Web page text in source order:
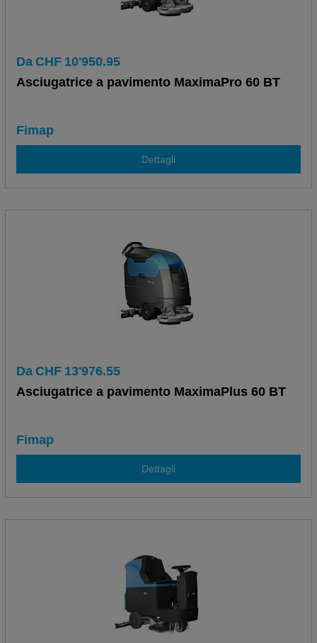
Da CHF 10'950.95
Asciugatrice a pavimento MaximaPro 60 BT
Fimap
Dettagli
Da CHF 13'976.55
Asciugatrice a pavimento MaximaPlus 60 BT
Fimap
Dettagli